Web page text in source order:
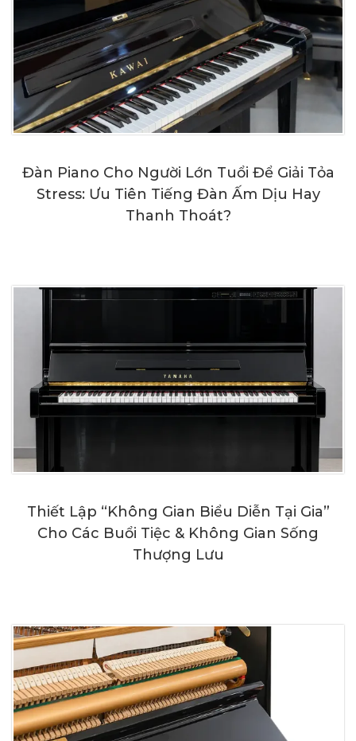
Đàn Piano Cho Người Lớn Tuổi Để Giải Tỏa
Stress: Ưu Tiên Tiếng Đàn Ấm Dịu Hay
Thanh Thoát?
Thiết Lập “Không Gian Biểu Diễn Tại Gia”
Cho Các Buổi Tiệc & Không Gian Sống
Thượng Lưu